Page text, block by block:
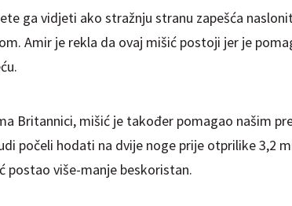
ga vidjeti ako stražnju stranu zapešća
Amir je rekla da ovaj mišić postoji jer je
Britannici, mišić je također pomagao našim
počeli hodati na dvije noge prije otprilike 3,2
postao više-manje beskoristan.